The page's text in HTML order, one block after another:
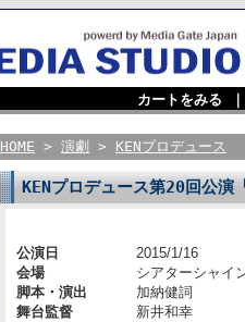
カートをみる
HOME > 演劇 > KENプロデュース
KENプロデュース第20回公演
公演日
2015/1/16
会場
シアターシャイ
脚本・演出
加納健詞
舞台監督
新井和幸